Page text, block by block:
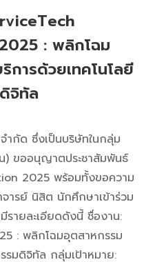
: พลิกโฉม
การด้วยเทคโนโลยี
จิทัล
ำกัด ซึ่งเป็นบริษัทในกลุ่ม
ขออนุญาตประชาสัมพันธ์
2025 พร้อมทั้งขอความ
ารย์ นิสิต นักศึกษาเข้าร่วม
ายละเอียดดังนี้ ชื่องาน:
: พลิกโฉมอุตสาหกรรม
รมดิจิทัล กลุ่มเป้าหมาย: